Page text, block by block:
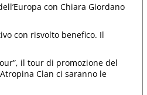
con Chiara Giordano
con risvolto benefico. Il
il tour di promozione del
Clan ci saranno le